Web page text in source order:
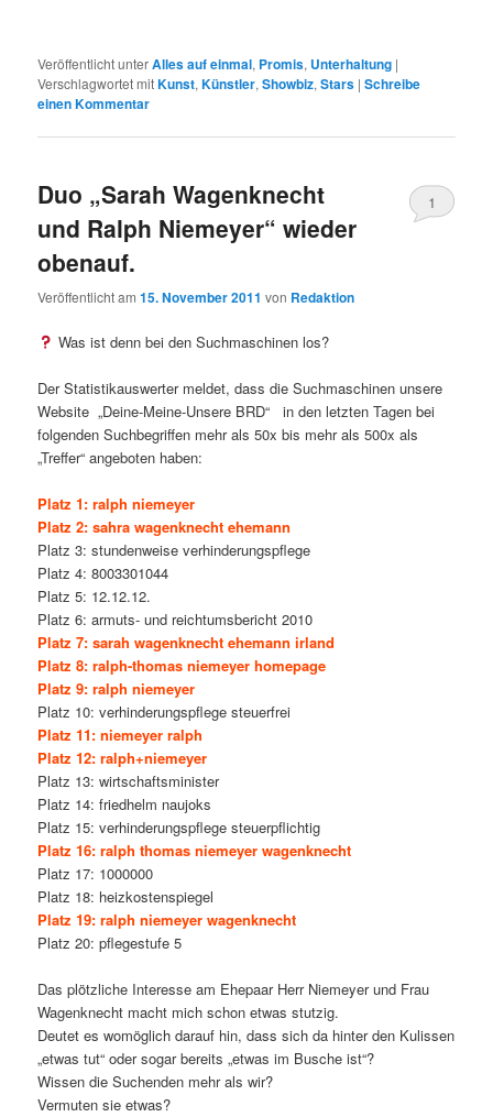
Veröffentlicht unterAlles auf einmal, Promis, Unterhaltung |
Verschlagwortet mitKunst,Künstler,Showbiz,Stars |Schreibe
einen Kommentar
Duo „Sarah Wagenknecht
und Ralph Niemeyer“ wieder
obenauf.
Veröffentlicht am15. November 2011 von Redaktion
1
Was ist denn bei den Suchmaschinen los?
Der Statistikauswerter meldet, dass die Suchmaschinen unsere
Website „Deine-Meine-Unsere BRD“ in den letzten Tagen bei
folgenden Suchbegriffen mehr als 50x bis mehr als 500x als
„Treffer“ angeboten haben:
Platz 1: ralph niemeyer
Platz 2: sahra wagenknecht ehemann
Platz 3: stundenweise verhinderungspflege
Platz 4: 8003301044
Platz 5: 12.12.12.
Platz 6: armuts- und reichtumsbericht 2010
Platz 7: sarah wagenknecht ehemann irland
Platz 8: ralph-thomas niemeyer homepage
Platz 9: ralph niemeyer
Platz 10: verhinderungspflege steuerfrei
Platz 11: niemeyer ralph
Platz 12: ralph+niemeyer
Platz 13: wirtschaftsminister
Platz 14: friedhelm naujoks
Platz 15: verhinderungspflege steuerpflichtig
Platz 16: ralph thomas niemeyer wagenknecht
Platz 17: 1000000
Platz 18: heizkostenspiegel
Platz 19: ralph niemeyer wagenknecht
Platz 20: pflegestufe 5
Das plötzliche Interesse am Ehepaar Herr Niemeyer und Frau
Wagenknecht macht mich schon etwas stutzig.
Deutet es womöglich darauf hin, dass sich da hinter den Kulissen
„etwas tut“ oder sogar bereits „etwas im Busche ist“?
Wissen die Suchenden mehr als wir?
Vermuten sie etwas?